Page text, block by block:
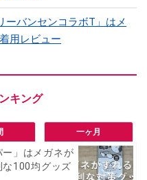
ーバンセンコラボT」はメ
用レビュー
一ヶ月
」はメガネが
な100均グッズ